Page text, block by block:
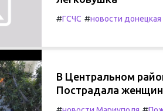
#ГСЧС #новости донецкая
В Центральном
Пострадала